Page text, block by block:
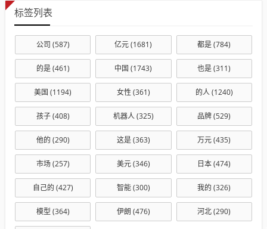
标签列表
公司 (587) 亿元(1681) 都是(784)
的是(461) 中国 (1743) 也是(311)
美国 (1194) 女性 (361) 的人(1240)
孩子(408) 机器人(325) 品牌(529)
他的 (290) 这是(363) 万元(435)
市场(257) 美元(346) 日本(474)
自己的 (427) 智能(300) 我的 (326)
模型 (364) 伊朗 (476) 河北(290)